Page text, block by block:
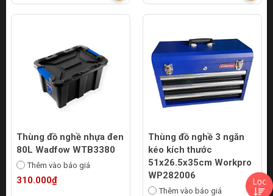
Thùng đồ nghề nhựa đen
80L Wadfow WTB3380
Thêm vào báo giá
310.000₫
Thùng đồ nghề 3 ngăn
kéo kích thước
51x26.5x35cm Workpro
WP282006
Thêm vào báo giá